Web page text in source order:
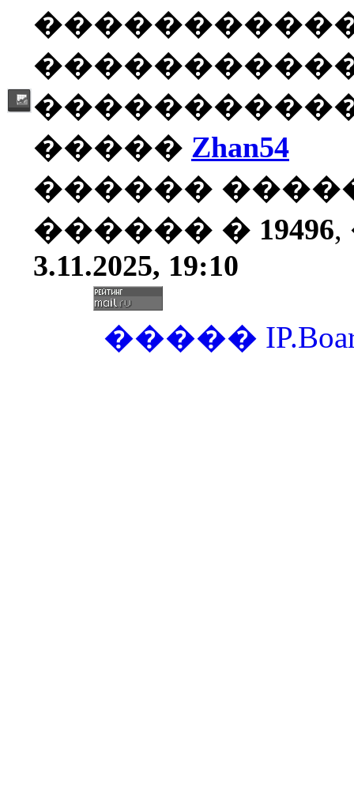
����� Zhan54
������
������ � 19496
3.11.2025, 19:10
�����